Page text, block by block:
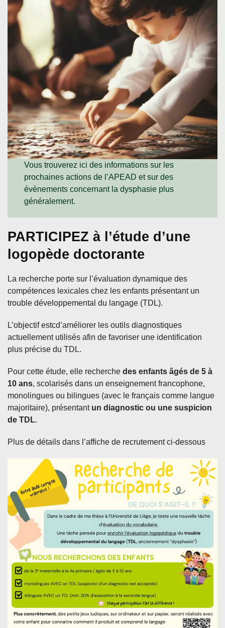
Vous trouverez ici des informations sur les
prochaines actions de l’APEAD et sur des
évènements concernant la dysphasie plus
généralement.
PARTICIPEZ à l’étude d’une
logopède doctorante
La recherche porte sur l’évaluation dynamique des
compétences lexicales chez les enfants présentant un
trouble développemental du langage (TDL).
L’objectif estcd’améliorer les outils diagnostiques
actuellement utilisés afin de favoriser une identification
plus précise du TDL.
Pour cette étude, elle recherche des enfants âgés de 5 à
10 ans, scolarisés dans un enseignement francophone,
monolingues ou bilingues (avec le français comme langue
majoritaire), présentant un diagnostic ou une suspicion
de TDL.
Plus de détails dans l’affiche de recrutement ci-dessous